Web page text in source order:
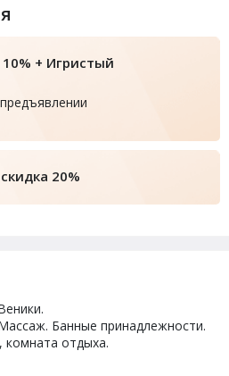
+ Игристый
20%
Банные принадлежности.
комната отдыха.